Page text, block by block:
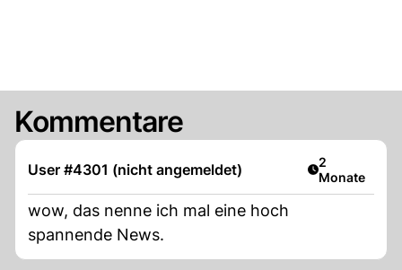
Kommentare
User #4301 (nicht angemeldet) Artikel
2
Monate
wow, das nenne ich mal eine hoch
spannende News.